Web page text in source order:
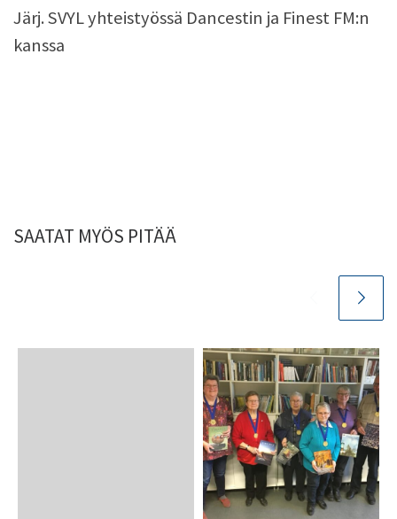
Järj. SVYL yhteistyössä Dancestin ja Finest FM:n
kanssa
SAATAT MYÖS PITÄÄ